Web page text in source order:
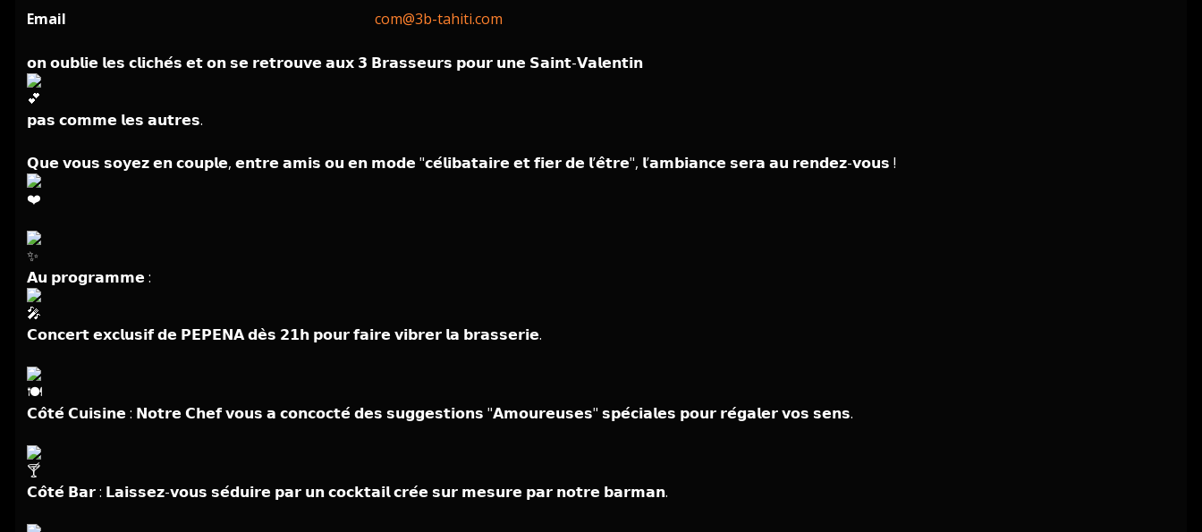
Email
com@3b-tahiti.com
𝗼𝗻 𝗼𝘂𝗯𝗹𝗶𝗲 𝗹𝗲𝘀 𝗰𝗹𝗶𝗰𝗵𝗲́𝘀 𝗲𝘁 𝗼𝗻 𝘀𝗲 𝗿𝗲𝘁𝗿𝗼𝘂𝘃𝗲 𝗮𝘂𝘅 𝟯 𝗕𝗿𝗮𝘀𝘀𝗲𝘂𝗿𝘀 𝗽𝗼𝘂𝗿 𝘂𝗻𝗲 𝗦𝗮𝗶𝗻𝘁-𝗩𝗮𝗹𝗲𝗻𝘁𝗶𝗻
𝗽𝗮𝘀 𝗰𝗼𝗺𝗺𝗲 𝗹𝗲𝘀 𝗮𝘂𝘁𝗿𝗲𝘀.
𝗤𝘂𝗲 𝘃𝗼𝘂𝘀 𝘀𝗼𝘆𝗲𝘇 𝗲𝗻 𝗰𝗼𝘂𝗽𝗹𝗲, 𝗲𝗻𝘁𝗿𝗲 𝗮𝗺𝗶𝘀 𝗼𝘂 𝗲𝗻 𝗺𝗼𝗱𝗲 "𝗰𝗲́𝗹𝗶𝗯𝗮𝘁𝗮𝗶𝗿𝗲 𝗲𝘁 𝗳𝗶𝗲𝗿 𝗱𝗲 𝗹’𝗲̂𝘁𝗿𝗲", 𝗹’𝗮𝗺𝗯𝗶𝗮𝗻𝗰𝗲 𝘀𝗲𝗿𝗮 𝗮𝘂 𝗿𝗲𝗻𝗱𝗲𝘇-𝘃𝗼𝘂𝘀 !
𝗔𝘂 𝗽𝗿𝗼𝗴𝗿𝗮𝗺𝗺𝗲 :
𝗖𝗼𝗻𝗰𝗲𝗿𝘁 𝗲𝘅𝗰𝗹𝘂𝘀𝗶𝗳 𝗱𝗲 𝗣𝗘𝗣𝗘𝗡𝗔 𝗱𝗲̀𝘀 𝟮𝟭𝗵 𝗽𝗼𝘂𝗿 𝗳𝗮𝗶𝗿𝗲 𝘃𝗶𝗯𝗿𝗲𝗿 𝗹𝗮 𝗯𝗿𝗮𝘀𝘀𝗲𝗿𝗶𝗲.
𝗖𝗼̂𝘁𝗲́ 𝗖𝘂𝗶𝘀𝗶𝗻𝗲 : 𝗡𝗼𝘁𝗿𝗲 𝗖𝗵𝗲𝗳 𝘃𝗼𝘂𝘀 𝗮 𝗰𝗼𝗻𝗰𝗼𝗰𝘁𝗲́ 𝗱𝗲𝘀 𝘀𝘂𝗴𝗴𝗲𝘀𝘁𝗶𝗼𝗻𝘀 "𝗔𝗺𝗼𝘂𝗿𝗲𝘂𝘀𝗲𝘀" 𝘀𝗽𝗲́𝗰𝗶𝗮𝗹𝗲𝘀 𝗽𝗼𝘂𝗿 𝗿𝗲́𝗴𝗮𝗹𝗲𝗿 𝘃𝗼𝘀 𝘀𝗲𝗻𝘀.
𝗖𝗼̂𝘁𝗲́ 𝗕𝗮𝗿 : 𝗟𝗮𝗶𝘀𝘀𝗲𝘇-𝘃𝗼𝘂𝘀 𝘀𝗲́𝗱𝘂𝗶𝗿𝗲 𝗽𝗮𝗿 𝘂𝗻 𝗰𝗼𝗰𝗸𝘁𝗮𝗶𝗹 𝗰𝗿𝗲́𝗲 𝘀𝘂𝗿 𝗺𝗲𝘀𝘂𝗿𝗲 𝗽𝗮𝗿 𝗻𝗼𝘁𝗿𝗲 𝗯𝗮𝗿𝗺𝗮𝗻.